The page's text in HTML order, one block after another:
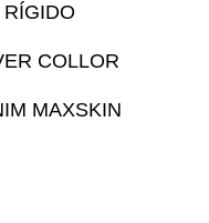
COLLOR
MAXSKIN